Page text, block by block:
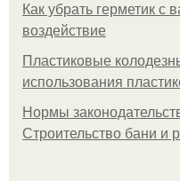
Как убрать герметик с
воздействие
Пластиковые
использования
Нормы
Строительство бани и